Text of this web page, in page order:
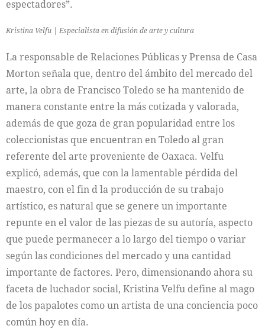
espectadores”.
Kristina Velfu | Especialista en difusión de arte y cultura
La responsable de Relaciones Públicas y Prensa de Casa
Morton señala que, dentro del ámbito del mercado del
arte, la obra de Francisco Toledo se ha mantenido de
manera constante entre la más cotizada y valorada,
además de que goza de gran popularidad entre los
coleccionistas que encuentran en Toledo al gran
referente del arte proveniente de Oaxaca. Velfu
explicó, además, que con la lamentable pérdida del
maestro, con el fin d la producción de su trabajo
artístico, es natural que se genere un importante
repunte en el valor de las piezas de su autoría, aspecto
que puede permanecer a lo largo del tiempo o variar
según las condiciones del mercado y una cantidad
importante de factores. Pero, dimensionando ahora su
faceta de luchador social, Kristina Velfu define al mago
de los papalotes como un artista de una conciencia poco
común hoy en día.